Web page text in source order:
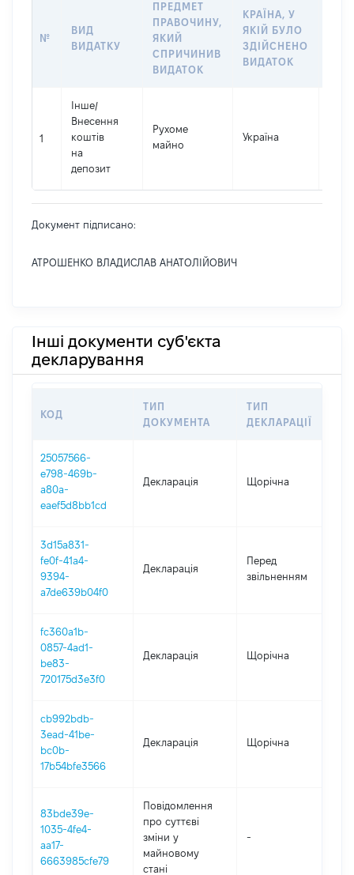
№
ВИД
ВИДАТКУ
ПРЕДМЕТ
ПРАВОЧИНУ,
ЯКИЙ
СПРИЧИНИВ
ВИДАТОК
КРАЇНА, У
ЯКІЙ БУЛО
ЗДІЙСНЕНО
ВИДАТОК
1
Інше/
Внесення
коштів
на
депозит
Рухоме
майно
Україна
Документ підписано:
АТРОШЕНКО ВЛАДИСЛАВ АНАТОЛІЙОВИЧ
Інші документи суб'єкта
декларування
КОД
ТИП
ДОКУМЕНТА
ТИП
ДЕКЛАРАЦІЇ
25057566-
e798-469b-
a80a-
eaef5d8bb1cd
Декларація Щорічна
3d15a831-
fe0f-41a4-
9394-
a7de639b04f0
Декларація
Перед
звільненням
fc360a1b-
0857-4ad1-
be83-
720175d3e3f0
Декларація Щорічна
cb992bdb-
3ead-41be-
bc0b-
17b54bfe3566
Декларація Щорічна
83bde39e-
1035-4fe4-
aa17-
6663985cfe79
Повідомлення
про суттєві
зміни y
майновому
стані
-